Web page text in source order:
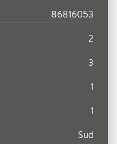
86816053
2
3
1
1
Sud